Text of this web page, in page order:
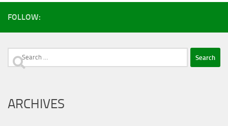
FOLLOW:
Search
ARCHIVES